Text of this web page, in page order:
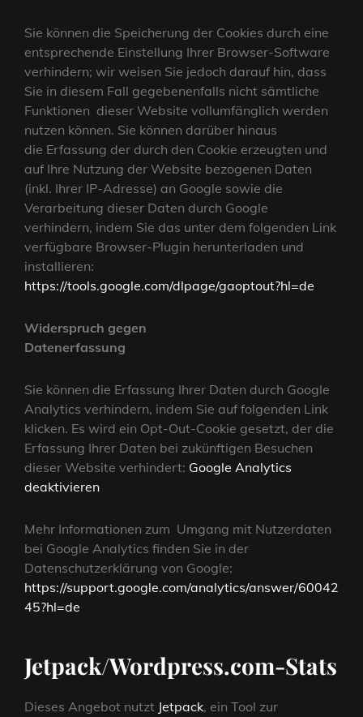
Sie können die Speicherung der Cookies durch eine
entsprechende Einstellung Ihrer Browser-Software
verhindern; wir weisen Sie jedoch darauf hin, dass
Sie in diesem Fall gegebenenfalls nicht sämtliche
Funktionen dieser Website vollumfänglich werden
nutzen können. Sie können darüber hinaus
die Erfassung der durch den Cookie erzeugten und
auf Ihre Nutzung der Website bezogenen Daten
(inkl. Ihrer IP-Adresse) an Google sowie die
Verarbeitung dieser Daten durch Google
verhindern, indem Sie das unter dem folgenden Link
verfügbare Browser-Plugin herunterladen und
installieren:
https://tools.google.com/dlpage/gaoptout?hl=de
Widerspruch gegen
Datenerfassung
Sie können die Erfassung Ihrer Daten durch Google
Analytics verhindern, indem Sie auf folgenden Link
klicken. Es wird ein Opt-Out-Cookie gesetzt, der die
Erfassung Ihrer Daten bei zukünftigen Besuchen
dieser Website verhindert: Google Analytics
deaktivieren
Mehr Informationen zum Umgang mit Nutzerdaten
bei Google Analytics finden Sie in der
Datenschutzerklärung von Google:
https://support.google.com/analytics/answer/60042
45?hl=de
Jetpack/Wordpress.com-Stats
Dieses Angebot nutzt Jetpack, ein Tool zur